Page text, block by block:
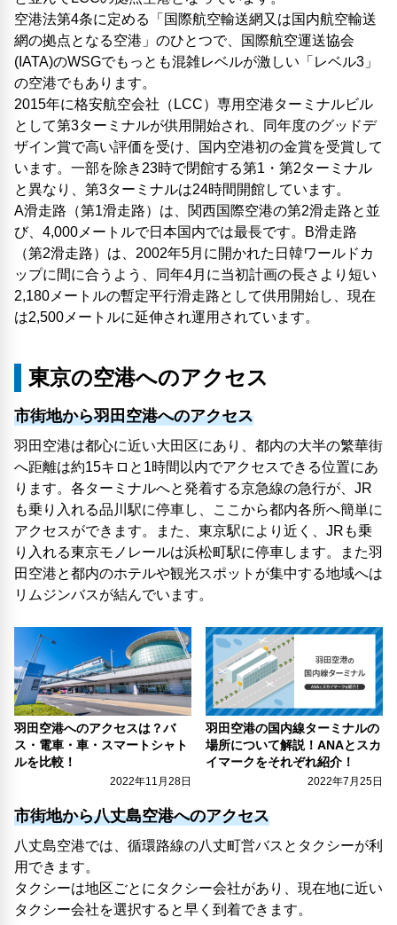
空港法第4条に定める「国際航空輸送網又は国内航空輸送
網の拠点となる空港」のひとつで、国際航空運送協会
(IATA)のWSGでもっとも混雑レベルが激しい「レベル3」
の空港でもあります。
2015年に格安航空会社（LCC）専用空港ターミナルビル
として第3ターミナルが供用開始され、同年度のグッドデ
ザイン賞で高い評価を受け、国内空港初の金賞を受賞して
います。一部を除き23時で閉館する第1・第2ターミナル
と異なり、第3ターミナルは24時間開館しています。
A滑走路（第1滑走路）は、関西国際空港の第2滑走路と並
び、4,000メートルで日本国内では最長です。B滑走路
（第2滑走路）は、2002年5月に開かれた日韓ワールドカ
ップに間に合うよう、同年4月に当初計画の長さより短い
2,180メートルの暫定平行滑走路として供用開始し、現在
は2,500メートルに延伸され運用されています。
東京の空港へのアクセス
市街地から羽田空港へのアクセス
羽田空港は都心に近い大田区にあり、都内の大半の繁華街
へ距離は約15キロと1時間以内でアクセスできる位置にあ
ります。各ターミナルへと発着する京急線の急行が、JR
も乗り入れる品川駅に停車し、ここから都内各所へ簡単に
アクセスができます。また、東京駅により近く、JRも乗
り入れる東京モノレールは浜松町駅に停車します。また羽
田空港と都内のホテルや観光スポットが集中する地域へは
リムジンバスが結んでいます。
羽田空港へのアクセスは？バ
ス・電車・車・スマートシャト
ルを比較！
2022年11月28日
羽田空港の国内線ターミナルの
場所について解説！ANAとスカ
イマークをそれぞれ紹介！
2022年7月25日
市街地から八丈島空港へのアクセス
八丈島空港では、循環路線の八丈町営バスとタクシーが利
用できます。
タクシーは地区ごとにタクシー会社があり、現在地に近い
タクシー会社を選択すると早く到着できます。